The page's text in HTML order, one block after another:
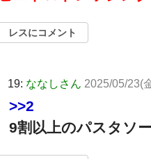
レスにコメント
19: ななしさん 2025/05/23(
>>2
9割以上のパスタソ